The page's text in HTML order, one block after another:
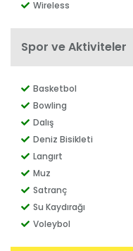
Wireless
Spor ve Aktiviteler
Basketbol
Bowling
Dalış
Deniz Bisikleti
Langırt
Muz
Satranç
Su Kaydırağı
Voleybol